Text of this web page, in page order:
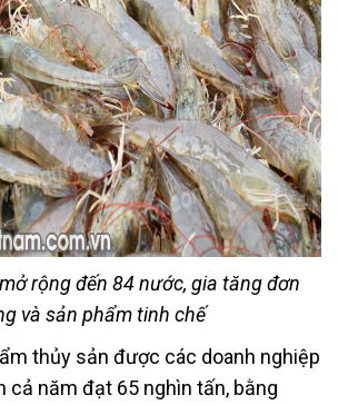
rộng đến 84 nước, gia tăng đơn
và sản phẩm tinh chế
thủy sản được các doanh nghiệp
cả năm đạt 65 nghìn tấn, bằng